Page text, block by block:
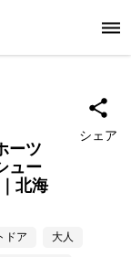
ーツ
ュー
北海
シェア
ドア 大人